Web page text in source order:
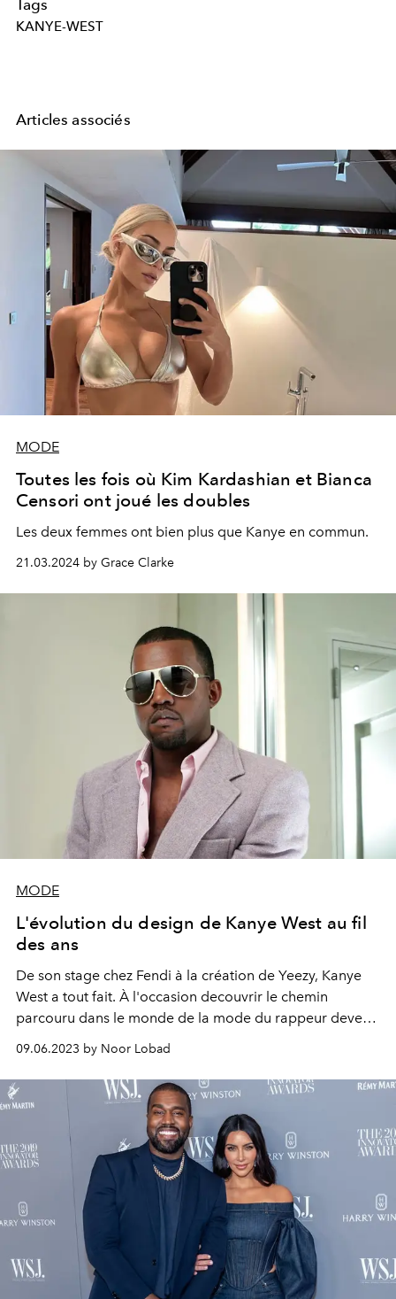
Tags
KANYE-WEST
Articles associés
MODE
Toutes les fois où Kim Kardashian et Bianca
Censori ont joué les doubles
Les deux femmes ont bien plus que Kanye en commun.
21.03.2024 by Grace Clarke
MODE
L'évolution du design de Kanye West au fil
des ans
De son stage chez Fendi à la création de Yeezy, Kanye
West a tout fait. À l'occasion decouvrir le chemin
parcouru dans le monde de la mode du rappeur devenu
09.06.2023 by Noor Lobad